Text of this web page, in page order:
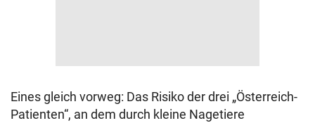
Eines gleich vorweg: Das Risiko der drei „Österreich-
Patienten“, an dem durch kleine Nagetiere